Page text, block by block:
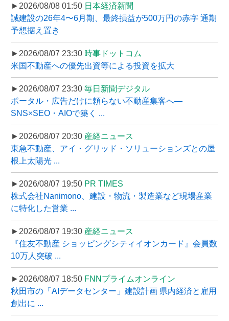
►2026/08/08 01:50 日本経済新聞
誠建設の26年4〜6月期、最終損益が500万円の赤字 通期
予想据え置き
►2026/08/07 23:30 時事ドットコム
米国不動産への優先出資等による投資を拡大
►2026/08/07 23:30 毎日新聞デジタル
ポータル・広告だけに頼らない不動産集客へ―
SNS×SEO・AIOで築く ...
►2026/08/07 20:30 産経ニュース
東急不動産、アイ・グリッド・ソリューションズとの屋
根上太陽光 ...
►2026/08/07 19:50 PR TIMES
株式会社Nanimono、建設・物流・製造業など現場産業
に特化した営業 ...
►2026/08/07 19:30 産経ニュース
『住友不動産 ショッピングシティイオンカード』会員数
10万人突破 ...
►2026/08/07 18:50 FNNプライムオンライン
秋田市の「AIデータセンター」建設計画 県内経済と雇用
創出に ...